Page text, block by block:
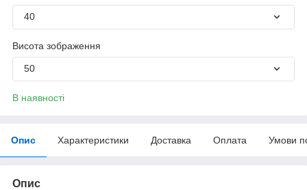
40
Висота зображення
50
В наявності
Опис Характеристики Доставка Оплата Умови
Опис